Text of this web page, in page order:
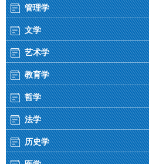
管理学
文学
艺术学
教育学
哲学
法学
历史学